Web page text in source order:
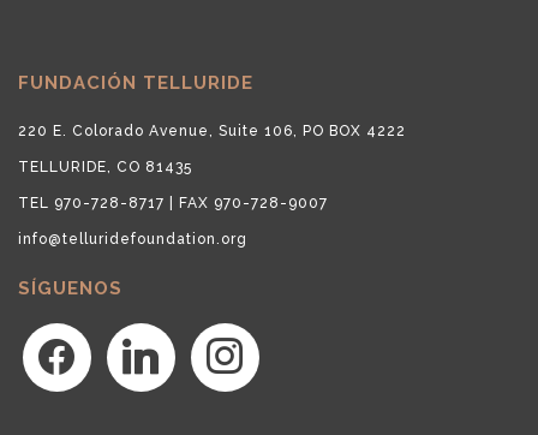
FUNDACIÓN TELLURIDE
220 E. Colorado Avenue, Suite 106, PO BOX 4222
TELLURIDE, CO 81435
TEL 970-728-8717 | FAX 970-728-9007
info@telluridefoundation.org
SÍGUENOS
facebook linkedin instagram